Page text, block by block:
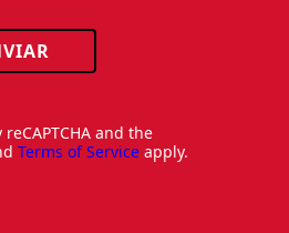
and the
Terms of Service apply.